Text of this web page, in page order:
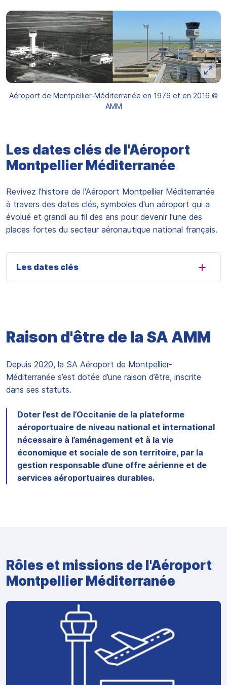
Aéroport de Montpellier-Méditerranée en 1976 et en 2016 ©
AMM
Les dates clés de l'Aéroport
Montpellier Méditerranée
Revivez l'histoire de l'Aéroport Montpellier Méditerranée
à travers des dates clés, symboles d'un aéroport qui a
évolué et grandi au fil des ans pour devenir l'une des
places fortes du secteur aéronautique national français.
Les dates clés
Raison d'être de la SA AMM
Depuis 2020, la SA Aéroport de Montpellier-
Méditerranée s’est dotée d’une raison d’être, inscrite
dans ses statuts.
Doter l’est de l’Occitanie de la plateforme
aéroportuaire de niveau national et international
nécessaire à l’aménagement et à la vie
économique et sociale de son territoire, par la
gestion responsable d’une offre aérienne et de
services aéroportuaires durables.
Rôles et missions de l'Aéroport
Montpellier Méditerranée